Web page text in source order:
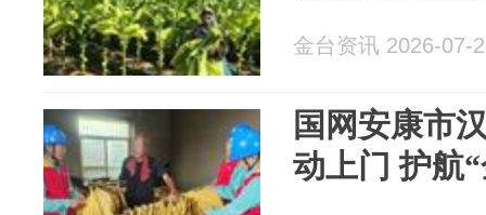
金台资讯 2026-07-
国网安康市
动上门 护航